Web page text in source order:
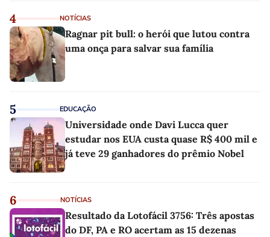
4 NOTÍCIAS
Ragnar pit bull: o herói que lutou contra
uma onça para salvar sua família
5 EDUCAÇÃO
Universidade onde Davi Lucca quer
estudar nos EUA custa quase R$ 400 mil e
já teve 29 ganhadores do prêmio Nobel
6 NOTÍCIAS
Resultado da Lotofácil 3756: Três apostas
do DF, PA e RO acertam as 15 dezenas